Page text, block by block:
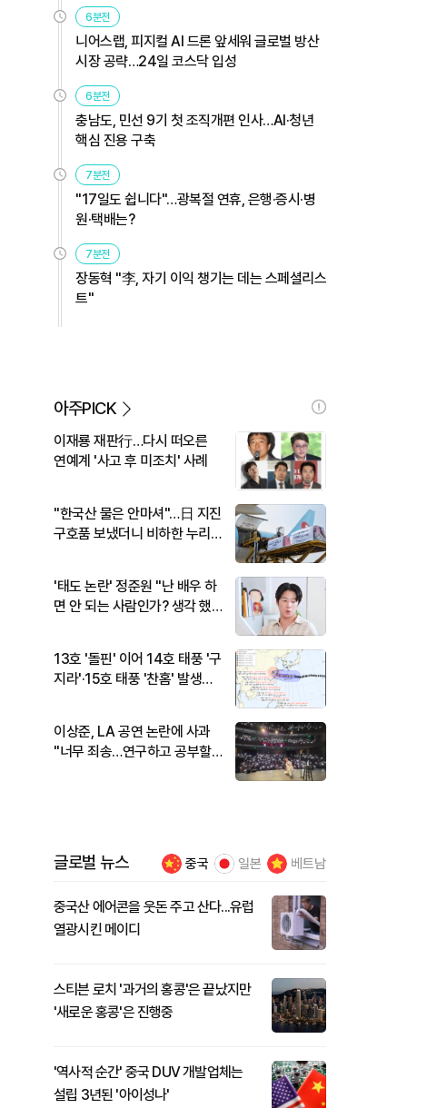
6분전
니어스랩, 피지컬 AI 드론 앞세워 글로벌 방산
시장 공략…24일 코스닥 입성
6분전
충남도, 민선 9기 첫 조직개편 인사…AI·청년
핵심 진용 구축
7분전
"17일도 쉽니다"…광복절 연휴, 은행·증시·병
원·택배는?
7분전
장동혁 "李, 자기 이익 챙기는 데는 스페셜리스
트"
아주PICK
이재룡 재판行…다시 떠오른
연예계 '사고 후 미조치' 사례
"한국산 물은 안마셔"…日 지진
구호품 보냈더니 비하한 누리
'태도 논란' 정준원 "난 배우 하
면 안 되는 사람인가? 생각 했
13호 '돌핀' 이어 14호 태풍 '구
지라'·15호 태풍 '찬홈' 발생…
이상준, LA 공연 논란에 사과
"너무 죄송…연구하고 공부할
글로벌 뉴스 중국 일본 베트남
중국산 에어콘을 웃돈 주고 산다...유럽
열광시킨 메이디
스티븐 로치 '과거의 홍콩'은 끝났지만
'새로운 홍콩'은 진행중
'역사적 순간' 중국 DUV 개발업체는
설립 3년된 '아이성나'